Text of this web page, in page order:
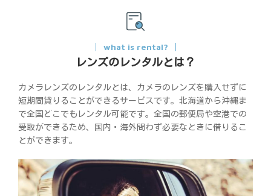
what is rental?
レンズのレンタルとは？
カメラレンズのレンタルとは、カメラのレンズを購入せずに
短期間貸りることができるサービスです。北海道から沖縄ま
で全国どこでもレンタル可能です。全国の郵便局や空港での
受取ができるため、国内・海外問わず必要なときに借りるこ
とができます。